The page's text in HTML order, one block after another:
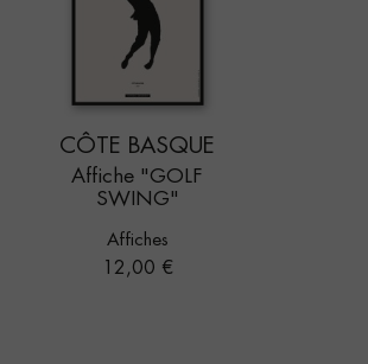
CÔTE BASQUE
Affiche "GOLF
SWING"
Affiches
Prix
12,00 €